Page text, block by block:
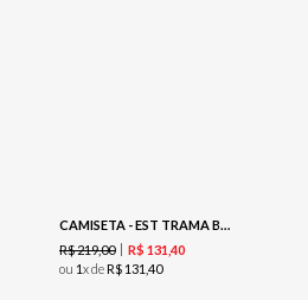
CAMISETA - EST TRAMA BO-HO
R$219,00 R$ 131 40
ou 1x deR$ 131 40